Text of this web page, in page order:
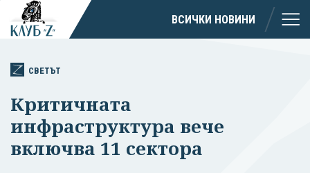
ВСИЧКИ НОВИНИ
СВЕТЪТ
Критичната
инфраструктура вече
включва 11 сектора